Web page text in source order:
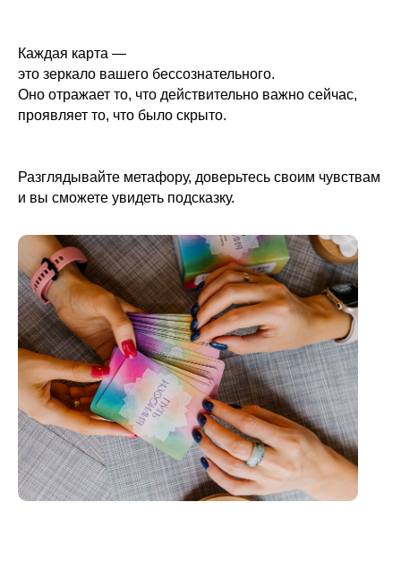
Каждая карта —
это зеркало вашего бессознательного.
Оно отражает то, что действительно важно сейчас,
проявляет то, что было скрыто.
Разглядывайте метафору, доверьтесь своим чувствам
и вы сможете увидеть подсказку.